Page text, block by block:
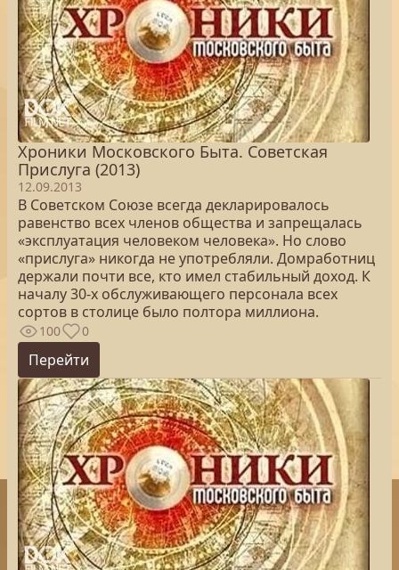
Хроники Московского Быта. Советская
Прислуга (2013)
12.09.2013
В Советском Союзе всегда декларировалось
равенство всех членов общества и запрещалась
«эксплуатация человеком человека». Но слово
«прислуга» никогда не употребляли. Домработниц
держали почти все, кто имел стабильный доход. К
началу 30-х обслуживающего персонала всех
сортов в столице было полтора миллиона.
100 0
Перейти